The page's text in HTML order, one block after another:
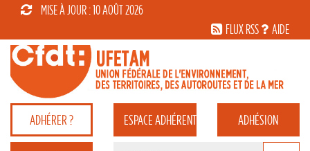
MISE À JOUR : 10 AOÛT 2026
FLUX RSS
AIDE
ADHÉRER ? ESPACEADHÉRENT ADHÉSION